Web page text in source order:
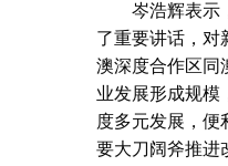
岑浩辉表示
了重要讲话，对
澳深度合作区同
业发展形成规模
度多元发展，便
要大刀阔斧推进